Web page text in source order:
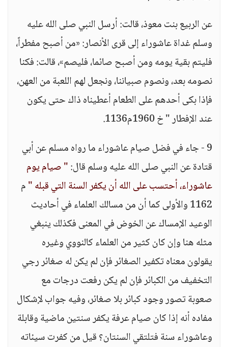
عن الربيع بنت معوذ، قالت: أرسل النبي صلى الله عليه
وسلم غداة عاشوراء إلى قرى الأنصار: «من أصبح مفطراً،
فليتم بقية يومه ومن أصبح صائما، فليصم»، قالت: فكنا
نصومه بعد، ونصوم صبياننا، ونجعل لهم اللعبة من العهن،
فإذا بكى أحدهم على الطعام أعطيناه ذاك حتى يكون
عند الإفطار " خ 1960م1136.
9 - جاء في فضل صيام عاشوراء ما رواه مسلم عن أبي
قتادة عن النبي صلى الله عليه وسلم قال:" صيام يوم
عاشوراء، أحتسب على الله أن يكفر السنة التي قبله "م
1162 والأولى كما أن من مسالك العلماء في أحاديث
الوعيد الإمساك عن الخوض في المعنى فكذلك ينبغي
مثله هنا وإن كان كثير من العلماء كالنووي وغيره
يقولون معناه تكفير الصغائر فإن لم يكن له صغائر رجي
التخفيف من الكبائر فإن لم يكن رفعت درجات مع
صعوبة تصور وجود كبائر بلا صغائر، وفيه جواب لإشكال
مفاده أنه إذا كان صيام عرفة يكفر سنتين ماضية وقابلة
وعاشوراء سنة فتلتقي السنتان؟ قيل من كفرت سيئاته